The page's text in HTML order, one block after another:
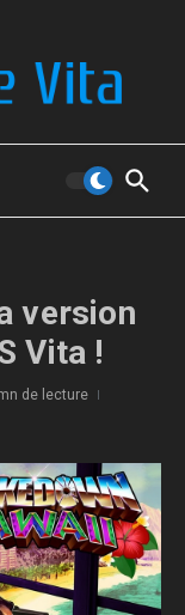
version
Vita !
de lecture